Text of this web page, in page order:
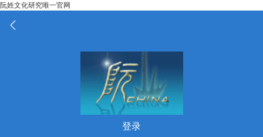
阮姓文化研究唯一官网
登录